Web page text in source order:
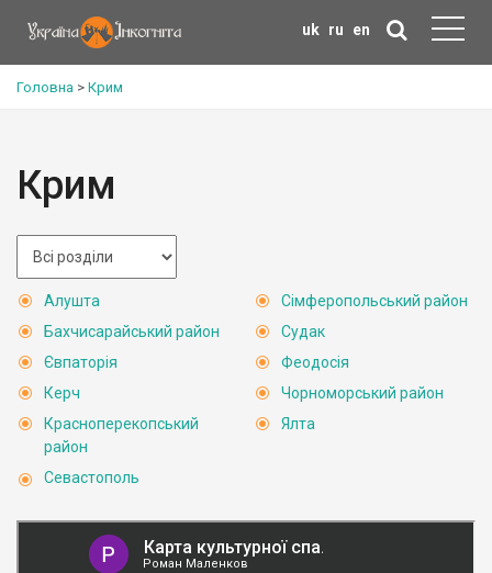
uk ru en
Головна > Крим
Крим
Алушта
Бахчисарайський район
Євпаторія
Керч
Красноперекопський
район
Севастополь
Сімферопольський район
Судак
Феодосія
Чорноморський район
Ялта